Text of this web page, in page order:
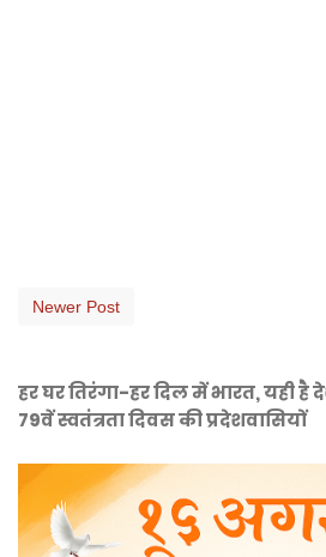
Newer Post
हर घर तिरंगा-हर दिल में भारत, यही है
79वें स्वतंत्रता दिवस की प्रदेशवासियों